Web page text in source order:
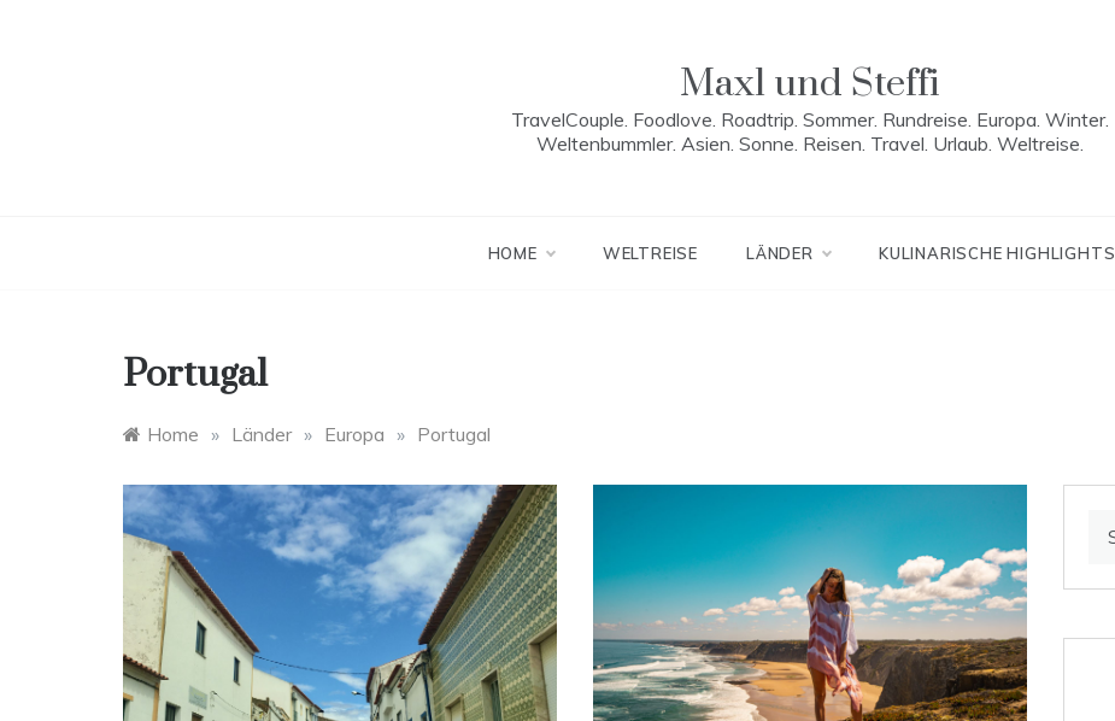
Maxl und Steffi
TravelCouple. Foodlove. Roadtrip. Sommer. Rundreise. Europa. Winter.
Weltenbummler. Asien. Sonne. Reisen. Travel. Urlaub. Weltreise.
HOME WELTREISE LÄNDER KULINARISCHE HIGHLIGHTS
Portugal
Home » Länder » Europa » Portugal